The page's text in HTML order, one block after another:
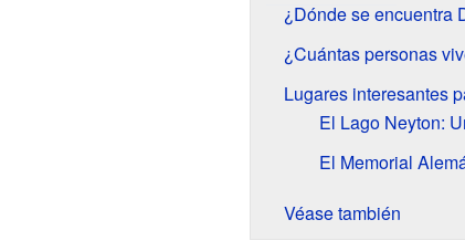
¿Dónde se encuentra
¿Cuántas personas
Lugares interesantes
El Lago Neyton:
El Memorial
Véase también